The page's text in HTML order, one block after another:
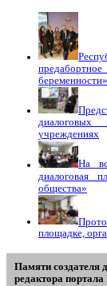
беременности»
учреждениях
На
диалоговая
общества»
площадке,
Памяти создателя
редактора